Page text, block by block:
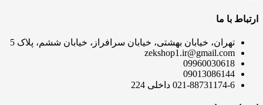
ارتباط با ما
تهران، خیابان بهشتی، خیابان سرافراز، خیابان ششم، پلاک 5
zekshop1.ir@gmail.com
09960030618
09013086144
021-88731174-6 داخلی 224